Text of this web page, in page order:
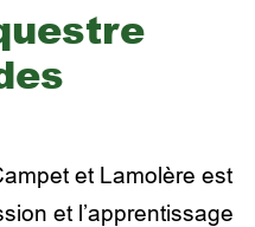
et Lamolère est
et l’apprentissage